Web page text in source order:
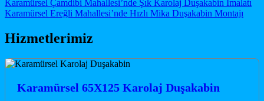
Post navigation
Karamürsel Çamdibi Mahallesi’nde Şık Karolaj Duşakabin İmalatı
Karamürsel Ereğli Mahallesi’nde Hızlı Mika Duşakabin Montajı
Hizmetlerimiz
Karamürsel 65X125 Karolaj Duşakabin